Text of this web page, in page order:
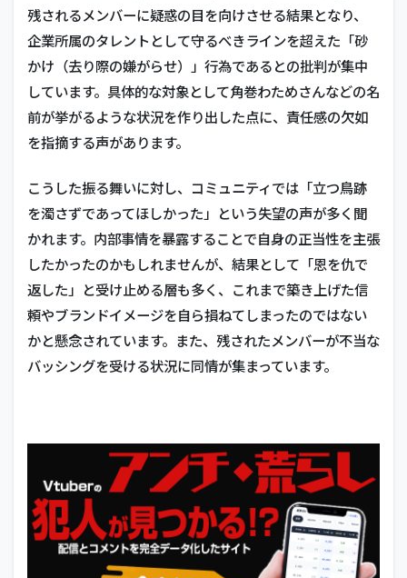
残されるメンバーに疑惑の目を向けさせる結果となり、
企業所属のタレントとして守るべきラインを超えた「砂
かけ（去り際の嫌がらせ）」行為であるとの批判が集中
しています。具体的な対象として角巻わためさんなどの名
前が挙がるような状況を作り出した点に、責任感の欠如
を指摘する声があります。
こうした振る舞いに対し、コミュニティでは「立つ鳥跡
を濁さずであってほしかった」という失望の声が多く聞
かれます。内部事情を暴露することで自身の正当性を主張
したかったのかもしれませんが、結果として「恩を仇で
返した」と受け止める層も多く、これまで築き上げた信
頼やブランドイメージを自ら損ねてしまったのではない
かと懸念されています。また、残されたメンバーが不当な
バッシングを受ける状況に同情が集まっています。